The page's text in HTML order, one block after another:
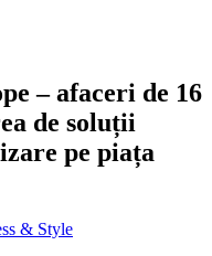
– afaceri de 16
de soluții
pe piața
& Style